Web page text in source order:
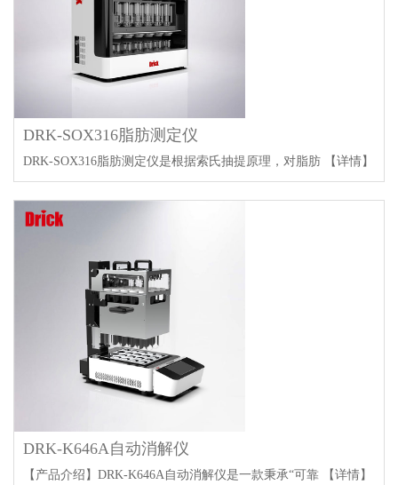
DRK-SOX316脂肪测定仪
DRK-SOX316脂肪测定仪是根据索氏抽提原理，对脂肪 【详情】
DRK-K646A自动消解仪
【产品介绍】DRK-K646A自动消解仪是一款秉承“可靠 【详情】